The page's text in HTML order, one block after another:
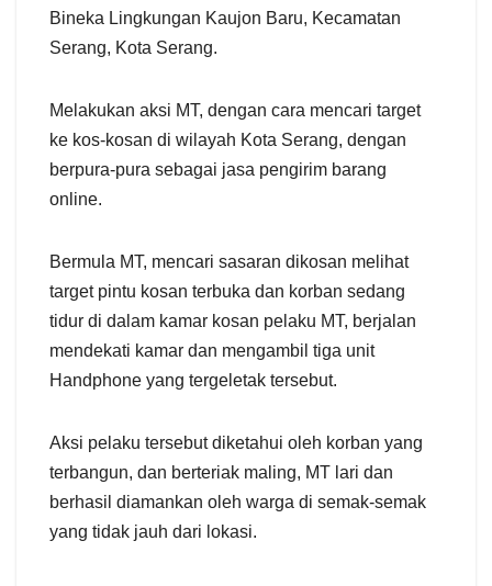
Bineka Lingkungan Kaujon Baru, Kecamatan
Serang, Kota Serang.
Melakukan aksi MT, dengan cara mencari target
ke kos-kosan di wilayah Kota Serang, dengan
berpura-pura sebagai jasa pengirim barang
online.
Bermula MT, mencari sasaran dikosan melihat
target pintu kosan terbuka dan korban sedang
tidur di dalam kamar kosan pelaku MT, berjalan
mendekati kamar dan mengambil tiga unit
Handphone yang tergeletak tersebut.
Aksi pelaku tersebut diketahui oleh korban yang
terbangun, dan berteriak maling, MT lari dan
berhasil diamankan oleh warga di semak-semak
yang tidak jauh dari lokasi.